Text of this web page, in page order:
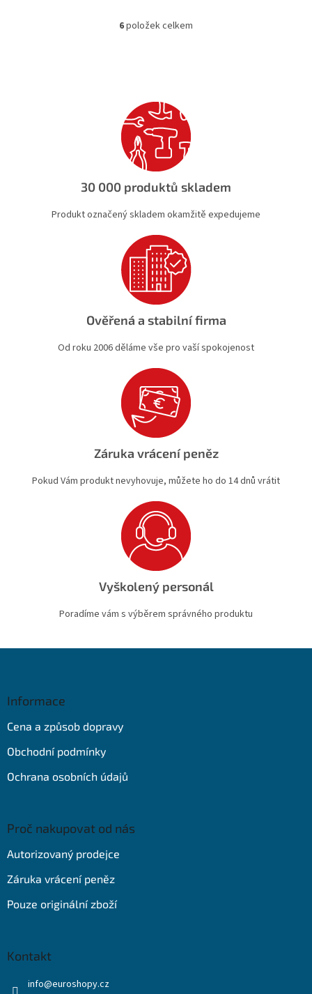
O
c
í
p
r
v
y
ý
i
s
u
6položek celkem
30 000 produktů skladem
Produkt označený skladem okamžitě expedujeme
Ověřená a stabilní firma
Od roku 2006 děláme vše pro vaší spokojenost
Záruka vrácení peněz
Pokud Vám produkt nevyhovuje, můžete ho do 14 dnů vrátit
Vyškolený personál
Poradíme vám s výběrem správného produktu
Informace
Cena a způsob dopravy
Obchodní podmínky
Ochrana osobních údajů
Proč nakupovat od nás
Autorizovaný prodejce
Záruka vrácení peněz
Pouze originální zboží
Kontakt
info@euroshopy.cz